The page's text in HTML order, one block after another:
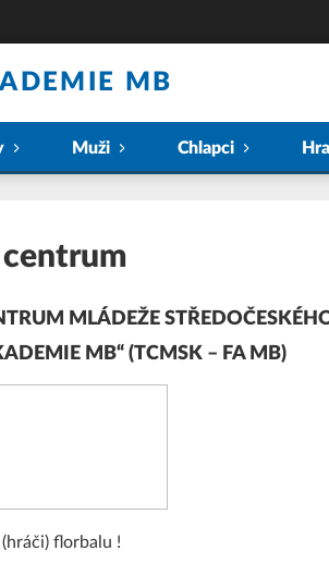
MB
Muži Chlapci
MLÁDEŽE
MB“ (TCMSK – FA MB)
florbalu !